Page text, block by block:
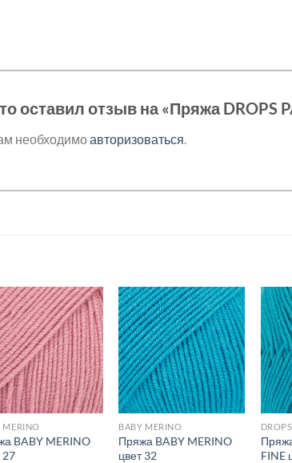
оставил отзыв на «Пряжа DROPS
необходимоавторизоваться.
Добавить в
избранное.
MERINO
BABY MERINO
27
Добавить в
избранное.
BABY MERINO
Пряжа BABY MERINO
цвет 32
FINE